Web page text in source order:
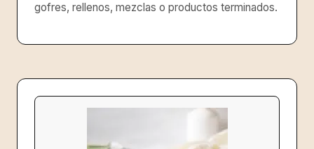
gofres, rellenos, mezclas o productos terminados.